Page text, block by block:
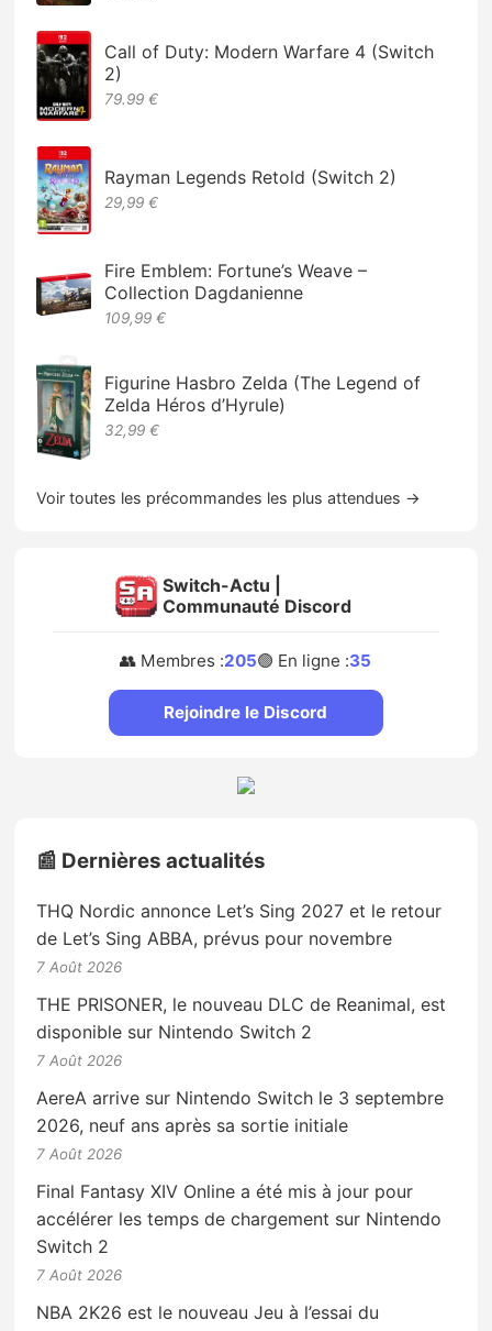
Call of Duty: Modern Warfare 4 (Switch
2)
79.99 €
Rayman Legends Retold (Switch 2)
29,99 €
Fire Emblem: Fortune’s Weave –
Collection Dagdanienne
109,99 €
Figurine Hasbro Zelda (The Legend of
Zelda Héros d’Hyrule)
32,99 €
Voir toutes les précommandes les plus attendues →
Switch-Actu |
Communauté Discord
👥 Membres :205🟢 En ligne :35
Rejoindre le Discord
📰 Dernières actualités
THQ Nordic annonce Let’s Sing 2027 et le retour
de Let’s Sing ABBA, prévus pour novembre
7 Août 2026
THE PRISONER, le nouveau DLC de Reanimal, est
disponible sur Nintendo Switch 2
7 Août 2026
AereA arrive sur Nintendo Switch le 3 septembre
2026, neuf ans après sa sortie initiale
7 Août 2026
Final Fantasy XIV Online a été mis à jour pour
accélérer les temps de chargement sur Nintendo
Switch 2
7 Août 2026
NBA 2K26 est le nouveau Jeu à l’essai du